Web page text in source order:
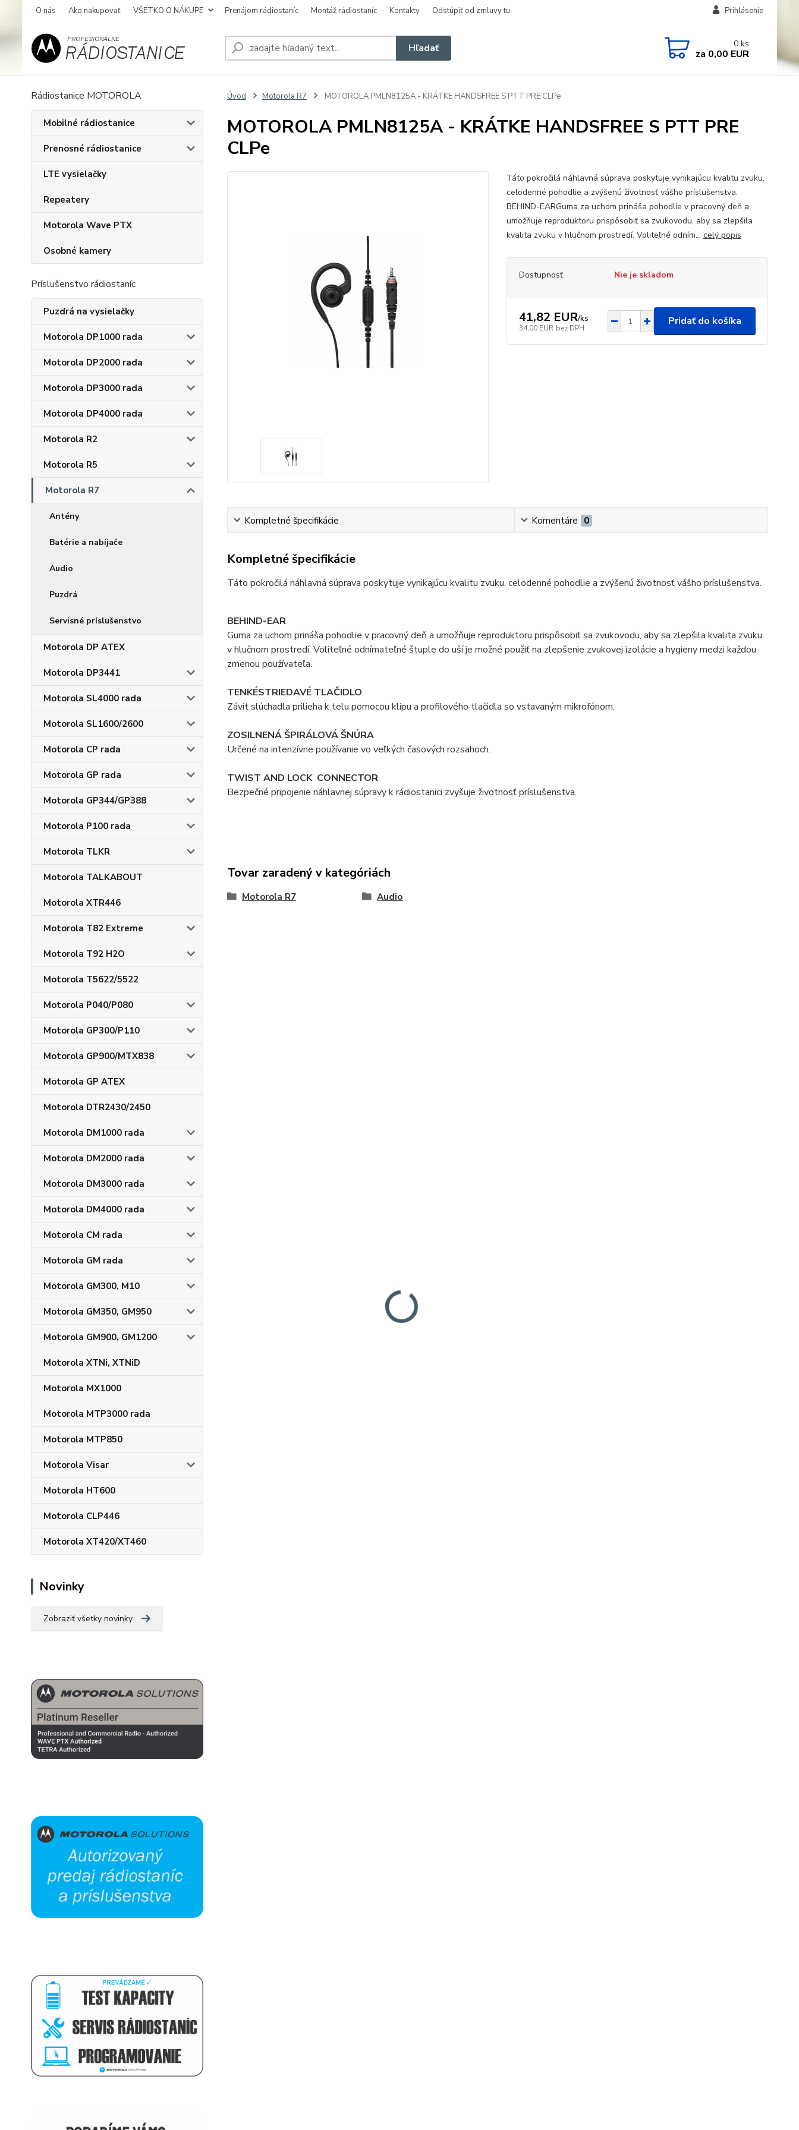
O nás Ako nakupovať VŠETKO O NÁKUPE Prenájom rádiostaníc Montáž rádiostaníc Kontakty Odstúpiť od zmluvy tu Prihlásenie
Hľadať 0 ks
za 0,00 EUR
Rádiostanice MOTOROLA
Mobilné rádiostanice
Prenosné rádiostanice
LTE vysielačky
Repeatery
Motorola Wave PTX
Osobné kamery
Príslušenstvo rádiostaníc
Puzdrá na vysielačky
Motorola DP1000 rada
Motorola DP2000 rada
Motorola DP3000 rada
Motorola DP4000 rada
Motorola R2
Motorola R5
Motorola R7
Antény
Batérie a nabíjače
Audio
Puzdrá
Servisné príslušenstvo
Motorola DP ATEX
Motorola DP3441
Motorola SL4000 rada
Motorola SL1600/2600
Motorola CP rada
Motorola GP rada
Motorola GP344/GP388
Motorola P100 rada
Motorola TLKR
Motorola TALKABOUT
Motorola XTR446
Motorola T82 Extreme
Motorola T92 H2O
Motorola T5622/5522
Motorola P040/P080
Motorola GP300/P110
Motorola GP900/MTX838
Motorola GP ATEX
Motorola DTR2430/2450
Motorola DM1000 rada
Motorola DM2000 rada
Motorola DM3000 rada
Motorola DM4000 rada
Motorola CM rada
Motorola GM rada
Motorola GM300, M10
Motorola GM350, GM950
Motorola GM900, GM1200
Motorola XTNi, XTNiD
Motorola MX1000
Motorola MTP3000 rada
Motorola MTP850
Motorola Visar
Motorola HT600
Motorola CLP446
Motorola XT420/XT460
Novinky
Zobraziť všetky novinky
Úvod Motorola R7 MOTOROLA PMLN8125A - KRÁTKE HANDSFREE S PTT PRE CLPe
MOTOROLA PMLN8125A - KRÁTKE HANDSFREE S PTT PRE
CLPe
Táto pokročilá náhlavná súprava poskytuje vynikajúcu kvalitu zvuku,
celodenné pohodlie a zvýšenú životnosť vášho príslušenstva.
BEHIND-EARGuma za uchom prináša pohodlie v pracovný deň a
umožňuje reproduktoru prispôsobiť sa zvukovodu, aby sa zlepšila
kvalita zvuku v hlučnom prostredí. Voliteľné odním... celý popis
Dostupnosť Nie je skladom
41,82 EUR/ks
34,00 EUR bez DPH
Pridať do košíka
Kompletné špecifikácie Komentáre 0
Kompletné špecifikácie
Táto pokročilá náhlavná súprava poskytuje vynikajúcu kvalitu zvuku, celodenné pohodlie a zvýšenú životnosť vášho príslušenstva.
BEHIND-EAR
Guma za uchom prináša pohodlie v pracovný deň a umožňuje reproduktoru prispôsobiť sa zvukovodu, aby sa zlepšila kvalita zvuku
v hlučnom prostredí. Voliteľné odnímateľné štuple do uší je možné použiť na zlepšenie zvukovej izolácie a hygieny medzi každou
zmenou používateľa.
TENKÉSTRIEDAVÉ TLAČIDLO
Závit slúchadla prilieha k telu pomocou klipu a profilového tlačidla so vstavaným mikrofónom.
ZOSILNENÁ ŠPIRÁLOVÁ ŠNÚRA
Určené na intenzívne používanie vo veľkých časových rozsahoch.
TWIST AND LOCK CONNECTOR
Bezpečné pripojenie náhlavnej súpravy k rádiostanici zvyšuje životnosť príslušenstva.
Tovar zaradený v kategóriách
Motorola R7 Audio